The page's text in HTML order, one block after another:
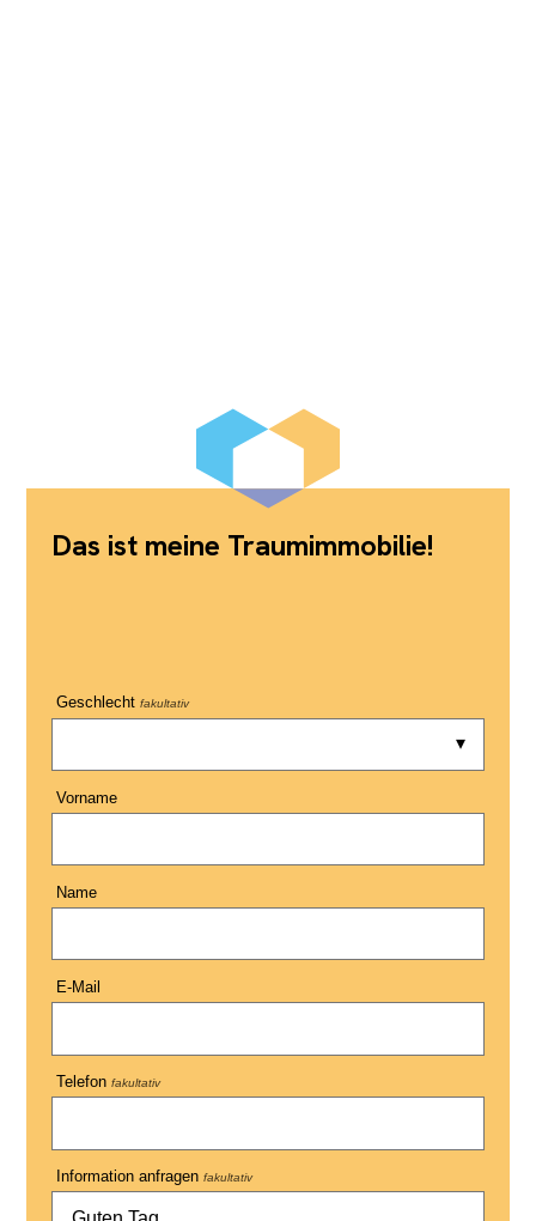
Das ist meine Traumimmobilie!
Geschlecht fakultativ
Vorname
Name
E-Mail
Telefon fakultativ
Information anfragen fakultativ